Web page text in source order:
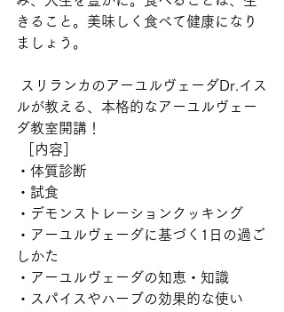
きること。美味しく食べて健康になり
ましょう。
ルが教える、本格的なアーユルヴェー
ダ教室開講！
［内容］
・体質診断
・試食
・デモンストレーションクッキング
・アーユルヴェーダに基づく1日の過ご
しかた
・アーユルヴェーダの知恵・知識
・スパイスやハーブの効果的な使い